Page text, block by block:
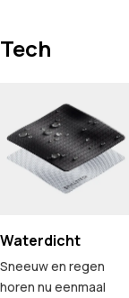
Tech
Waterdicht
Sneeuw en regen
horen nu eenmaal